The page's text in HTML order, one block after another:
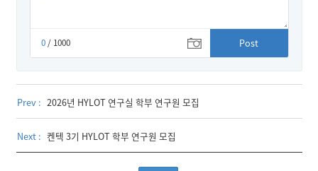
0/ 1000 Post
Prev : 2026년 HYLOT 연구실 학부 연구원 모집
Next : 켄텍 3기 HYLOT 학부 연구원 모집